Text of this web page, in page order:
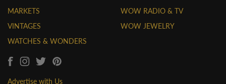
MARKETS
VINTAGES
WATCHES & WONDERS
WOW RADIO & TV
WOW JEWELRY
Advertise with Us